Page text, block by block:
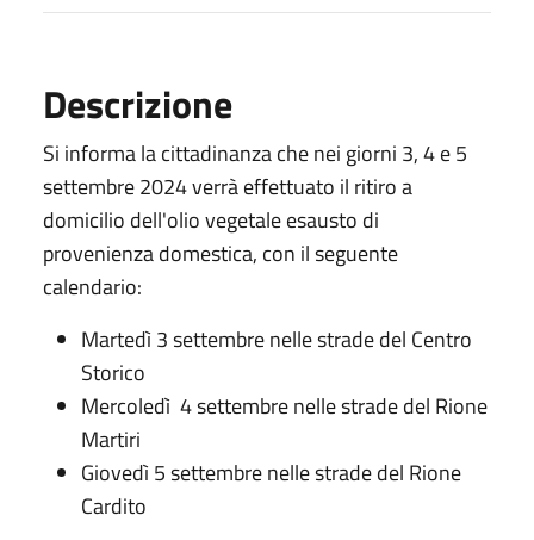
Descrizione
Si informa la cittadinanza che nei giorni 3, 4 e 5
settembre 2024 verrà effettuato il ritiro a
domicilio dell'olio vegetale esausto di
provenienza domestica, con il seguente
calendario:
Martedì 3 settembre nelle strade del Centro
Storico
Mercoledì 4 settembre nelle strade del Rione
Martiri
Giovedì 5 settembre nelle strade del Rione
Cardito